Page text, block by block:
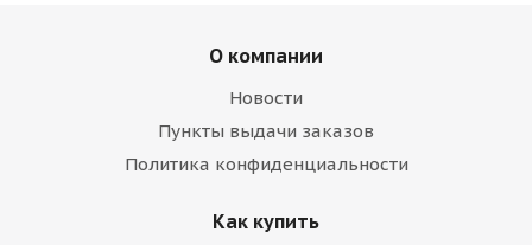
О компании
Новости
Пункты выдачи заказов
Политика конфиденциальности
Как купить